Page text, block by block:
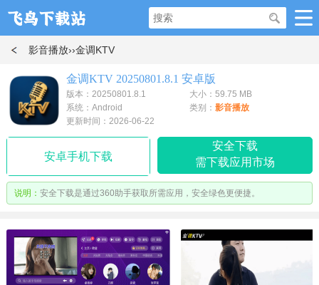
影音播放››金调KTV
金调KTV 20250801.8.1 安卓版
版本：20250801.8.1
大小：59.75 MB
系统：Android
类别： 影音播放
更新时间：2026-06-22
安卓手机下载
安全下载
需下载应用市场
说明： 安全下载是通过360助手获取所需应用，安全绿色更便捷。